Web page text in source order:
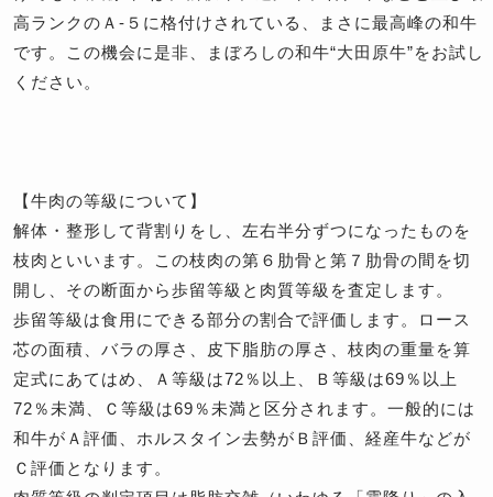
高ランクのＡ-５に格付けされている、まさに最高峰の和牛
です。この機会に是非、まぼろしの和牛“大田原牛”をお試し
ください。
【牛肉の等級について】
解体・整形して背割りをし、左右半分ずつになったものを
枝肉といいます。この枝肉の第６肋骨と第７肋骨の間を切
開し、その断面から歩留等級と肉質等級を査定します。
歩留等級は食用にできる部分の割合で評価します。ロース
芯の面積、バラの厚さ、皮下脂肪の厚さ、枝肉の重量を算
定式にあてはめ、Ａ等級は72％以上、Ｂ等級は69％以上
72％未満、Ｃ等級は69％未満と区分されます。一般的には
和牛がＡ評価、ホルスタイン去勢がＢ評価、経産牛などが
Ｃ評価となります。